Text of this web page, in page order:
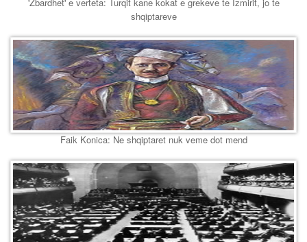
'Zbardhet' e verteta: Turqit kane kokat e grekeve te Izmirit, jo te
shqiptareve
Faik Konica: Ne shqiptaret nuk veme dot mend